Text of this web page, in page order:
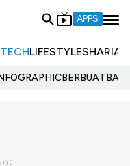
APPS
TECHLIFESTYLESHARIA